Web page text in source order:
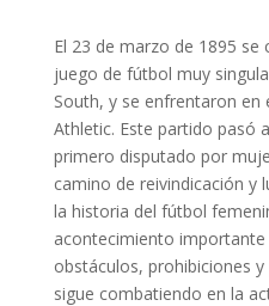
El 23 de marzo de 1895 se
juego de fútbol muy
South, y se enfrentaron en
Athletic. Este partido pasó
primero disputado por
camino de reivindicación y
la historia del fútbol
acontecimiento
obstáculos, prohibiciones
sigue combatiendo en la